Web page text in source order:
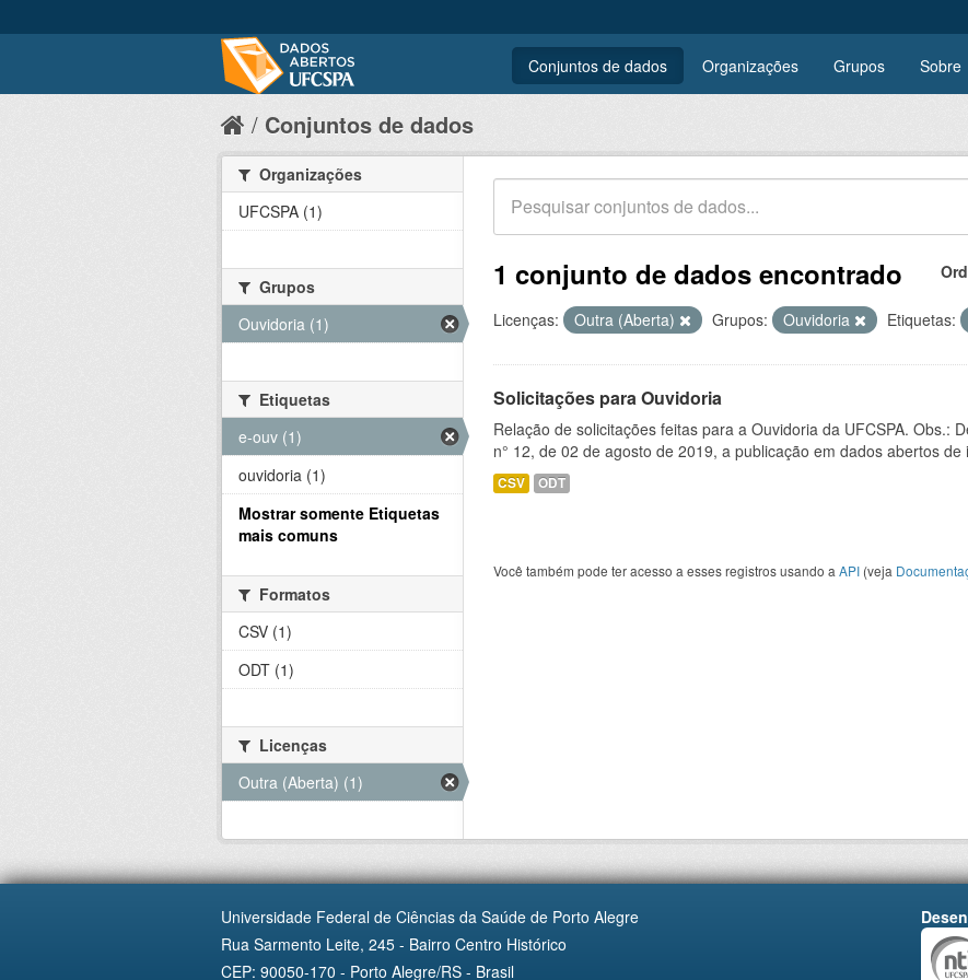
Conjuntos de dados Organizações Grupos Sobre
Conjuntos de dados
1 conjunto de dados encontrado
Licenças: Outra (Aberta) Grupos: Ouvidoria Etiquetas:
Solicitações para Ouvidoria
Relação de solicitações feitas para a Ouvidoria da UFCSPA. Obs.:
n° 12, de 02 de agosto de 2019, a publicação em dados abertos de
CSV ODT
Você também pode ter acesso a esses registros usando a API (veja
Organizações
UFCSPA (1)
Grupos
Ouvidoria (1)
Etiquetas
e-ouv (1)
ouvidoria (1)
Mostrar somente Etiquetas
mais comuns
Formatos
CSV (1)
ODT (1)
Licenças
Outra (Aberta) (1)
Universidade Federal de Ciências da Saúde de Porto Alegre
Rua Sarmento Leite, 245 - Bairro Centro Histórico
CEP: 90050-170 - Porto Alegre/RS - Brasil